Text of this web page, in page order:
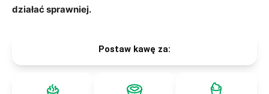
działać sprawniej.
Postaw kawę za: